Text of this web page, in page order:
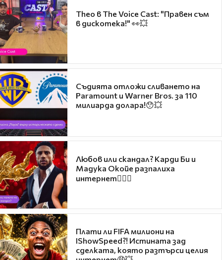
Theo в The Voice Cast: "Правен съм
в дискотека!" 👀💥
Съдията отложи сливането на
Paramount и Warner Bros. за 110
милиарда долара!😯💥
Любов или скандал? Карди Би и
Мадука Окойе разпалиха
интернет❤️‍🔥🔥
Плати ли FIFA милиони на
IShowSpeed?! Истината зад
сделката, която разтърси целия